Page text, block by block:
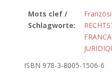
Mots clef /
Schlagworte:
ISBN 978-3-8005-1506-6